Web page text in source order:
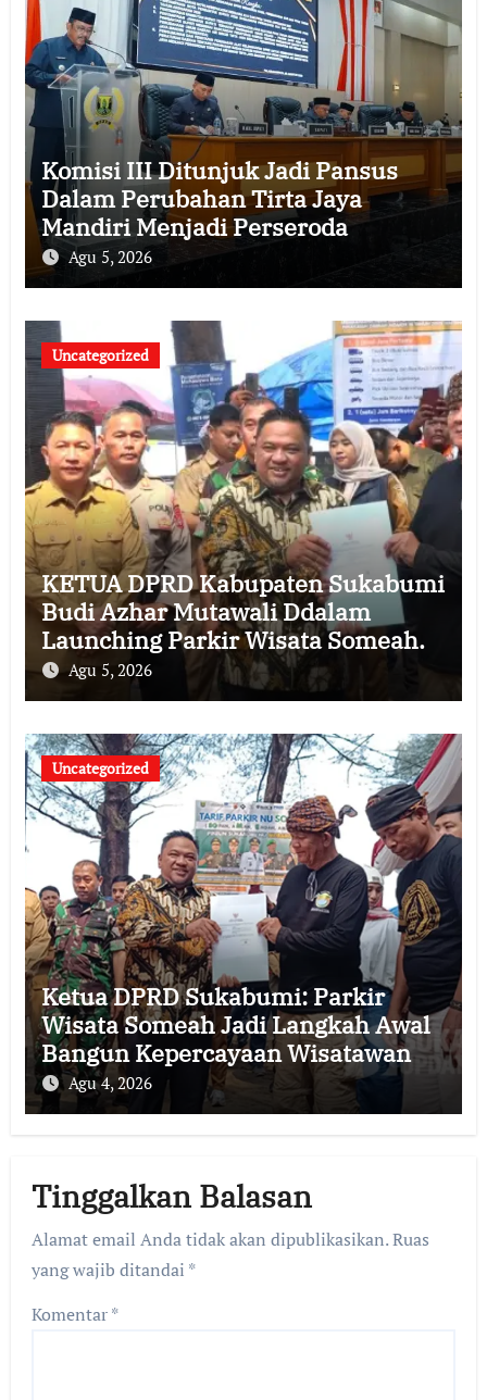
Komisi III Ditunjuk Jadi Pansus
Dalam Perubahan Tirta Jaya
Mandiri Menjadi Perseroda
Agu 5, 2026
Uncategorized
KETUA DPRD Kabupaten Sukabumi
Budi Azhar Mutawali Ddalam
Launching Parkir Wisata Someah.
Agu 5, 2026
Uncategorized
Ketua DPRD Sukabumi: Parkir
Wisata Someah Jadi Langkah Awal
Bangun Kepercayaan Wisatawan
Agu 4, 2026
Tinggalkan Balasan
Alamat email Anda tidak akan dipublikasikan.Ruas
yang wajib ditandai *
Komentar*